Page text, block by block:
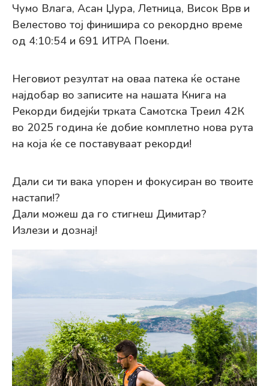
Чумо Влага, Асан Џура, Летница, Висок Врв и
Велестово тој финишира со рекордно време
од 4:10:54 и 691 ИТРА Поени.
Неговиот резултат на оваа патека ќе остане
најдобар во записите на нашата Книга на
Рекорди бидејќи трката Самотска Треил 42К
во 2025 година ќе добие комплетно нова рута
на која ќе се поставуваат рекорди!
Дали си ти вака упорен и фокусиран во твоите
настапи!?
Дали можеш да го стигнеш Димитар?
Излези и дознај!